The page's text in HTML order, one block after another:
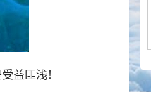
益匪浅！